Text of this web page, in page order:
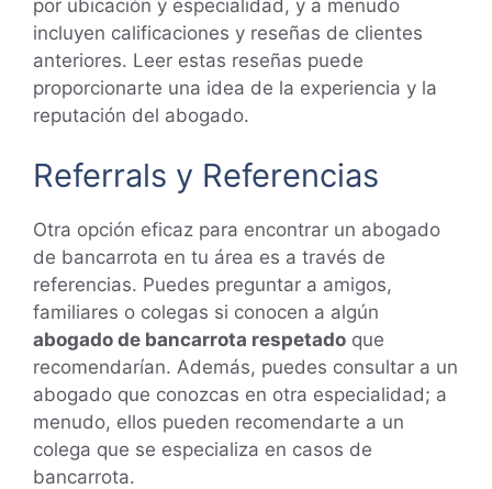
por ubicación y especialidad, y a menudo
incluyen calificaciones y reseñas de clientes
anteriores. Leer estas reseñas puede
proporcionarte una idea de la experiencia y la
reputación del abogado.
Referrals y Referencias
Otra opción eficaz para encontrar un abogado
de bancarrota en tu área es a través de
referencias. Puedes preguntar a amigos,
familiares o colegas si conocen a algún
abogado de bancarrota respetado que
recomendarían. Además, puedes consultar a un
abogado que conozcas en otra especialidad; a
menudo, ellos pueden recomendarte a un
colega que se especializa en casos de
bancarrota.